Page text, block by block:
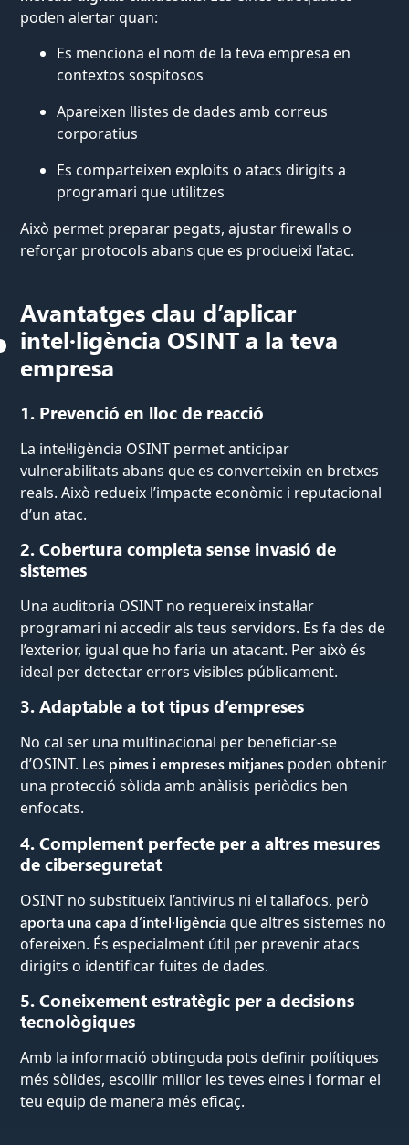
poden alertar quan:
Es menciona el nom de la teva empresa en
contextos sospitosos
Apareixen llistes de dades amb correus
corporatius
Es comparteixen exploits o atacs dirigits a
programari que utilitzes
Això permet preparar pegats, ajustar firewalls o
reforçar protocols abans que es produeixi l’atac.
Avantatges clau d’aplicar
intel·ligència OSINT a la teva
empresa
1. Prevenció en lloc de reacció
La intel·ligència OSINT permet anticipar
vulnerabilitats abans que es converteixin en bretxes
reals. Això redueix l’impacte econòmic i reputacional
d’un atac.
2. Cobertura completa sense invasió de
sistemes
Una auditoria OSINT no requereix instal·lar
programari ni accedir als teus servidors. Es fa des de
l’exterior, igual que ho faria un atacant. Per això és
ideal per detectar errors visibles públicament.
3. Adaptable a tot tipus d’empreses
No cal ser una multinacional per beneficiar-se
d’OSINT. Les pimes i empreses mitjanes poden obtenir
una protecció sòlida amb anàlisis periòdics ben
enfocats.
4. Complement perfecte per a altres mesures
de ciberseguretat
OSINT no substitueix l’antivirus ni el tallafocs, però
aporta una capa d’intel·ligènciaque altres sistemes no
ofereixen. És especialment útil per prevenir atacs
dirigits o identificar fuites de dades.
5. Coneixement estratègic per a decisions
tecnològiques
Amb la informació obtinguda pots definir polítiques
més sòlides, escollir millor les teves eines i formar el
teu equip de manera més eficaç.